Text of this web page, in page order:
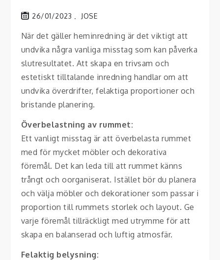
26/01/2023 JOSE
När det gäller heminredning är det viktigt att
undvika några vanliga misstag som kan påverka
slutresultatet. Att skapa en trivsam och
estetiskt tilltalande inredning handlar om att
undvika överdrifter, felaktiga proportioner och
bristande planering.
Överbelastning av rummet:
Ett vanligt misstag är att överbelasta rummet
med för mycket möbler och dekorativa
föremål. Det kan leda till att rummet känns
trångt och oorganiserat. Istället bör du planera
och välja möbler och dekorationer som passar i
proportion till rummets storlek och layout. Ge
varje föremål tillräckligt med utrymme för att
skapa en balanserad och luftig atmosfär.
Felaktig belysning: